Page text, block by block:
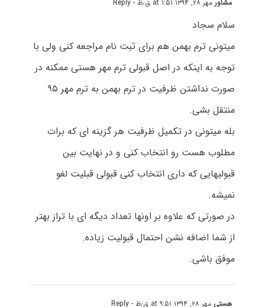
مشاورمهر ۲۸, ۱۳۹۴ at ۱:۵۱ ق٫ظ - Reply
سلام سجاد
میتونی ترم بهمن هم برای ثبت نام مراجعه کنی ولی با
توجه به اینکه در اصل قبولی ترم مهر هستی ممکنه در
صورت نداشتن ظرفیت در ترم بهمن به ترم مهر ۹۵
منتقل بشی.
بله میتونی در تکمیل ظرفیت هر گزینه ای که برات
مطلوب هست رو انتخاب کنی و در نهایت بین
قبولیهایی که داری انتخاب کنی قبولی قبلیت لغو
نمیشه.
در صورتی که علاوه بر اونها تعداد دیگه ای با تراز بهتر
از شما اضافه نشن احتمال قبولیت زیاده.
موفق باشی.
هستی مهر ۲۸, ۱۳۹۴ at ۹:۵۱ ق٫ظ - Reply